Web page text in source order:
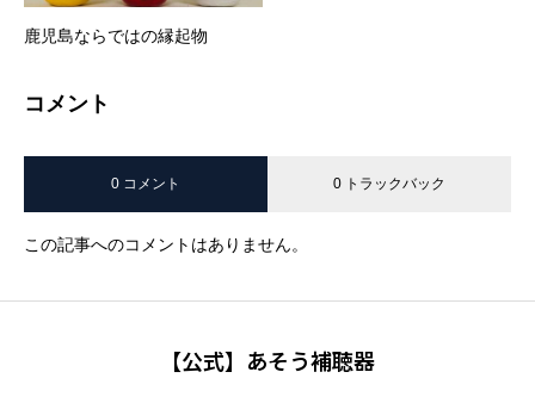
鹿児島ならではの縁起物
コメント
0 コメント 0 トラックバック
この記事へのコメントはありません。
【公式】あそう補聴器